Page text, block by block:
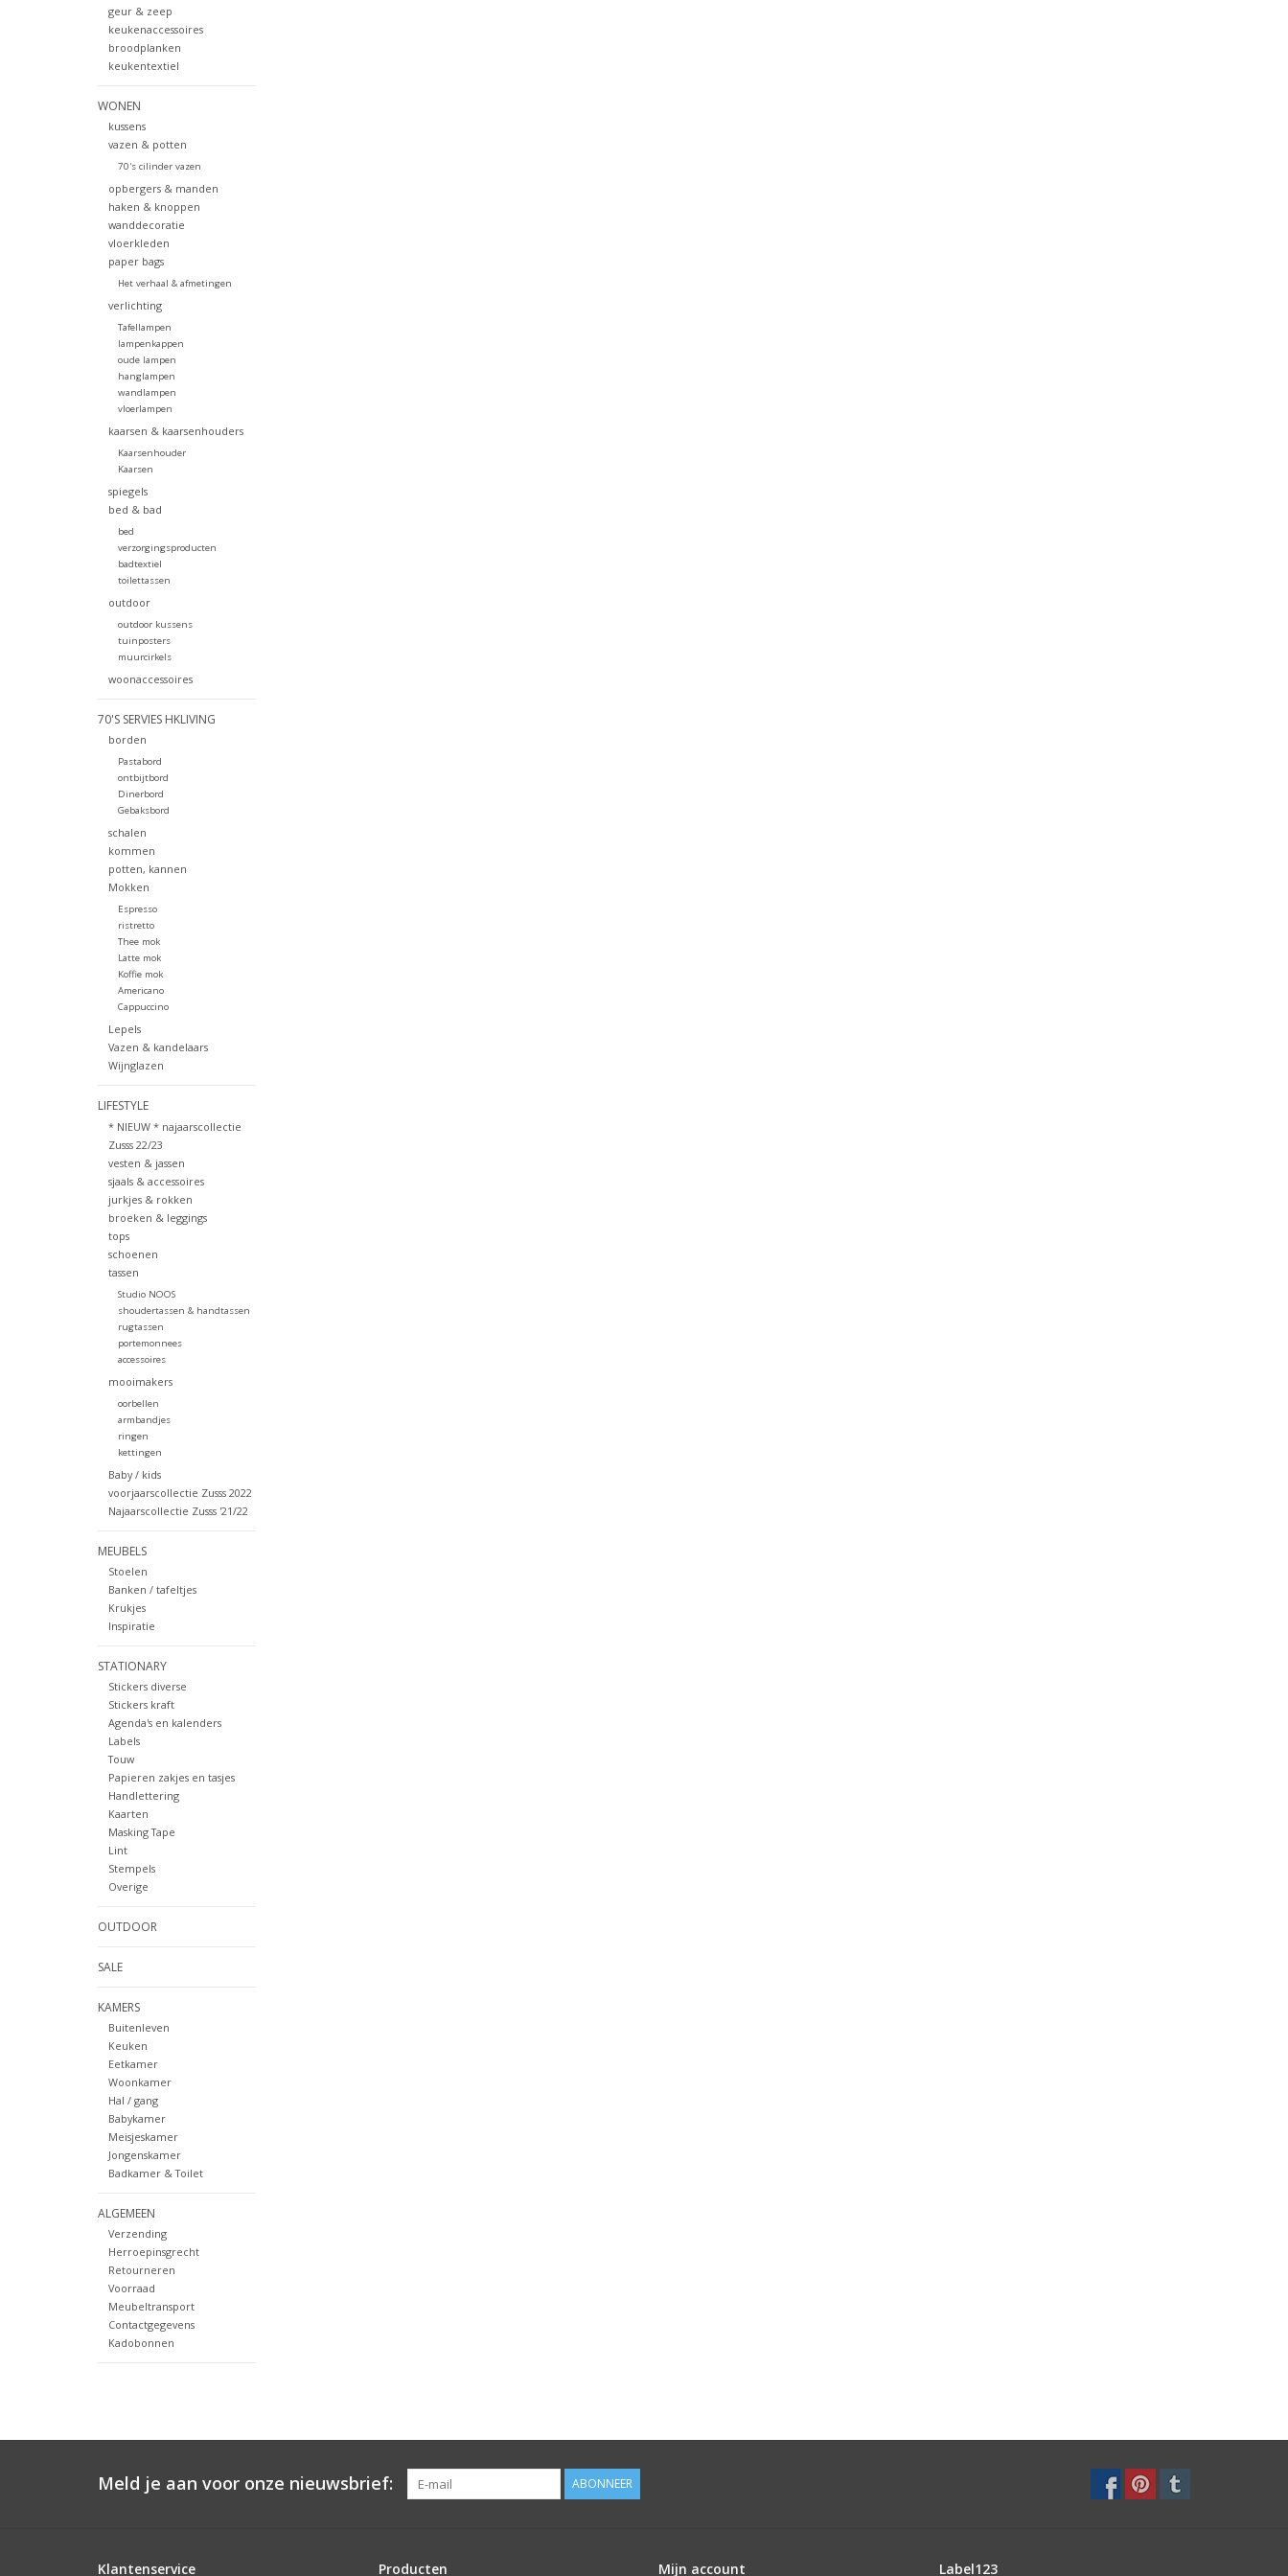
geur & zeep
keukenaccessoires
broodplanken
keukentextiel
WONEN
kussens
vazen & potten
70's cilinder vazen
opbergers & manden
haken & knoppen
wanddecoratie
vloerkleden
paper bags
Het verhaal & afmetingen
verlichting
Tafellampen
lampenkappen
oude lampen
hanglampen
wandlampen
vloerlampen
kaarsen & kaarsenhouders
Kaarsenhouder
Kaarsen
spiegels
bed & bad
bed
verzorgingsproducten
badtextiel
toilettassen
outdoor
outdoor kussens
tuinposters
muurcirkels
woonaccessoires
70'S SERVIES HKLIVING
borden
Pastabord
ontbijtbord
Dinerbord
Gebaksbord
schalen
kommen
potten, kannen
Mokken
Espresso
ristretto
Thee mok
Latte mok
Koffie mok
Americano
Cappuccino
Lepels
Vazen & kandelaars
Wijnglazen
LIFESTYLE
* NIEUW * najaarscollectie
Zusss 22/23
vesten & jassen
sjaals & accessoires
jurkjes & rokken
broeken & leggings
tops
schoenen
tassen
Studio NOOS
shoudertassen & handtassen
rugtassen
portemonnees
accessoires
mooimakers
oorbellen
armbandjes
ringen
kettingen
Baby / kids
voorjaarscollectie Zusss 2022
Najaarscollectie Zusss '21/22
MEUBELS
Stoelen
Banken / tafeltjes
Krukjes
Inspiratie
STATIONARY
Stickers diverse
Stickers kraft
Agenda's en kalenders
Labels
Touw
Papieren zakjes en tasjes
Handlettering
Kaarten
Masking Tape
Lint
Stempels
Overige
OUTDOOR
SALE
KAMERS
Buitenleven
Keuken
Eetkamer
Woonkamer
Hal / gang
Babykamer
Meisjeskamer
Jongenskamer
Badkamer & Toilet
ALGEMEEN
Verzending
Herroepinsgrecht
Retourneren
Voorraad
Meubeltransport
Contactgegevens
Kadobonnen
Meld je aan voor onze nieuwsbrief: ABONNEER
Klantenservice Producten Mijn account Label123